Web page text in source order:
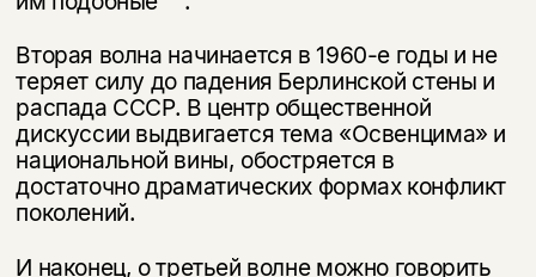
Вторая волна начинается в 1960-е годы и не
теряет силу до падения Бер­линской стены и
распада СССР. В центр общественной
дискуссии выдвига­ется тема «Освенцима» и
национальной вины, обостряется в
достаточно дра­матических формах конфликт
поколений.
И наконец, о третьей волне можно говорить